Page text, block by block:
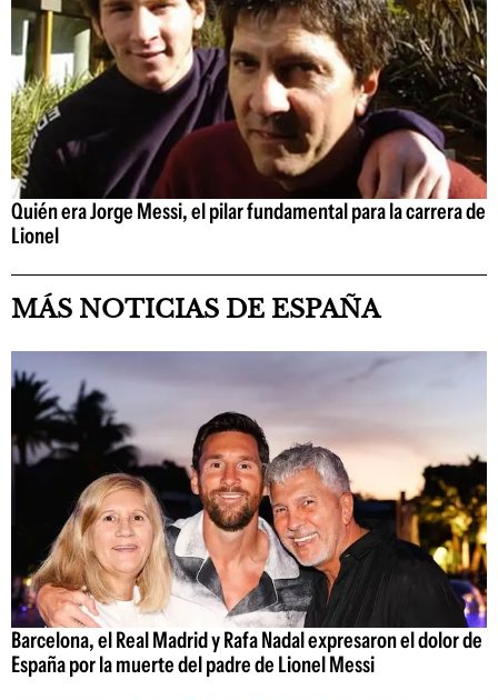
Quién era Jorge Messi, el pilar fundamental para la carrera de
Lionel
MÁS NOTICIAS DE ESPAÑA
Barcelona, el Real Madrid y Rafa Nadal expresaron el dolor de
España por la muerte del padre de Lionel Messi